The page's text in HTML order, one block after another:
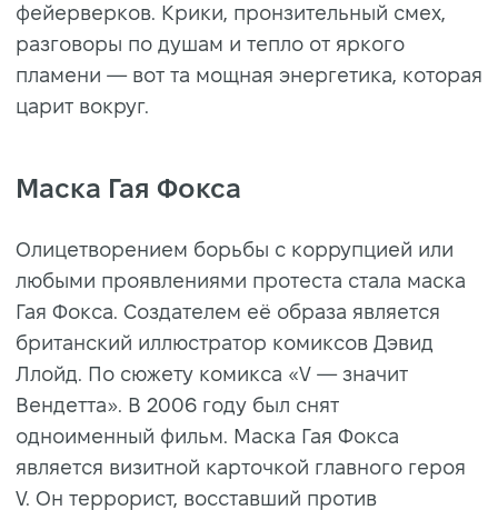
фейерверков. Крики, пронзительный смех,
разговоры по душам и тепло от яркого
пламени — вот та мощная энергетика, которая
царит вокруг.
Маска Гая Фокса
Олицетворением борьбы с коррупцией или
любыми проявлениями протеста стала маска
Гая Фокса. Создателем её образа является
британский иллюстратор комиксов Дэвид
Ллойд. По сюжету комикса «V — значит
Вендетта». В 2006 году был снят
одноименный фильм. Маска Гая Фокса
является визитной карточкой главного героя
V. Он террорист, восставший против